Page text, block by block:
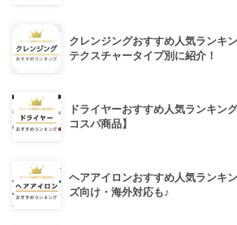
クレンジングおすすめ人気ランキ
テクスチャータイプ別に紹介！
ドライヤーおすすめ人気ランキン
コスパ商品】
ヘアアイロンおすすめ人気ランキ
ズ向け・海外対応も♪